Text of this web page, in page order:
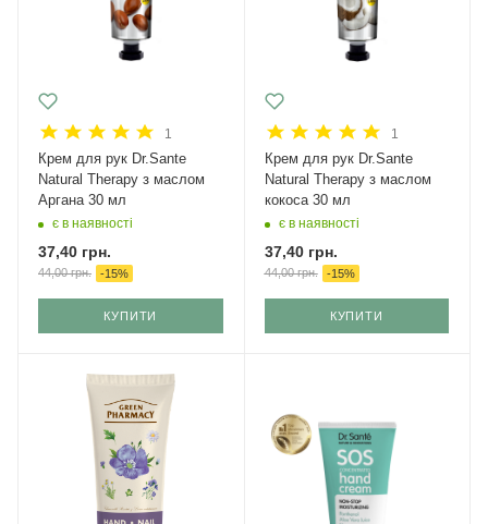
1
Крем для рук Dr.Sante
Natural Therapy з маслом
Аргана 30 мл
є в наявності
37,40 грн.
44,00грн. -15%
КУПИТИ
1
Крем для рук Dr.Sante
Natural Therapy з маслом
кокоса 30 мл
є в наявності
37,40грн.
44,00грн. -15%
КУПИТИ